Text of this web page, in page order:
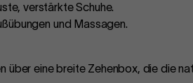
verstärkte Schuhe.
und Massagen.
über eine breite Zehenbox, die die